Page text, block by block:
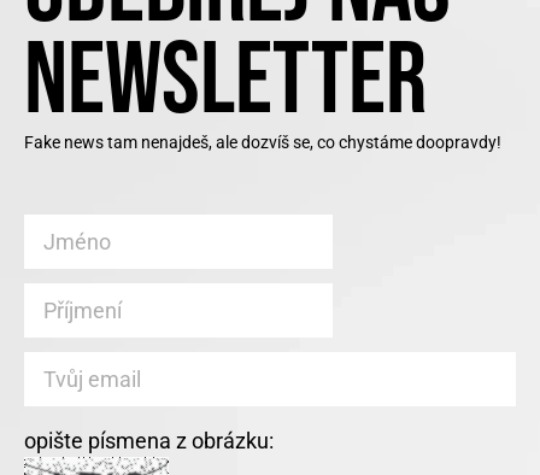
NEWSLETTER
Fake news tam nenajdeš, ale dozvíš se, co chystáme doopravdy!
opište písmena z obrázku: